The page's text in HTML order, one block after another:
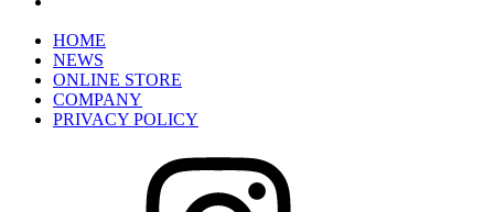
HOME
NEWS
ONLINE STORE
COMPANY
PRIVACY POLICY